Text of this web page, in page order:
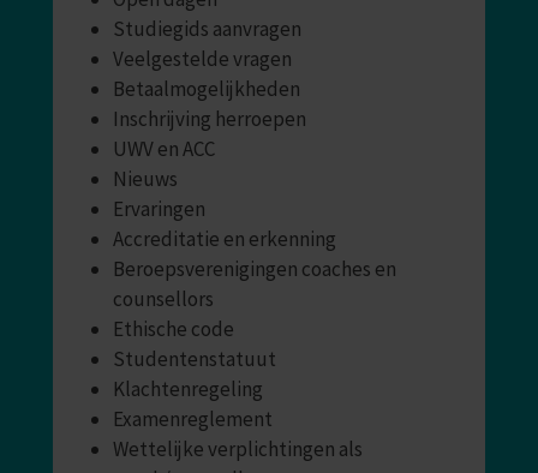
Studiegids aanvragen
Veelgestelde vragen
Betaalmogelijkheden
Inschrijving herroepen
UWV en ACC
Nieuws
Ervaringen
Accreditatie en erkenning
Beroepsverenigingen coaches en
counsellors
Ethische code
Studentenstatuut
Klachtenregeling
Examenreglement
Wettelijke verplichtingen als